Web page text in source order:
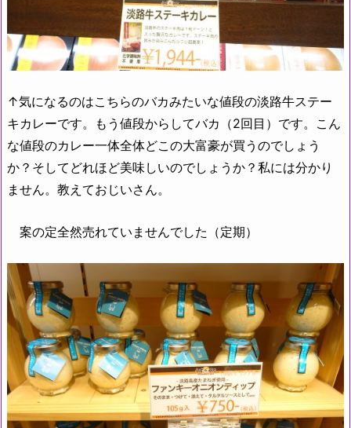
↑気になるのはこちらのバカみたいな値段の淡路牛ステー
キカレーです。もう値段からしてバカ（2回目）です。こん
な値段のカレー一体全体どこの大富豪が買うのでしょう
か？そしてどれほど美味しいのでしょうか？私には分かり
ません。教えておじいさん。
案の定全然売れていませんでした（定期）